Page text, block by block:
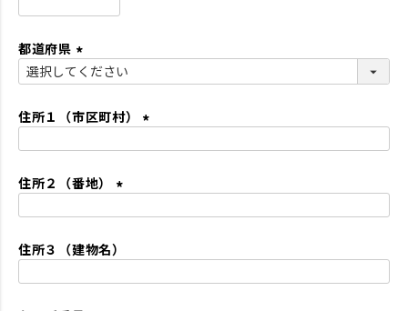
須
)
都道府県
(
須
住所１（市区町村）
住所２（番地）
須
住所３（建物名）